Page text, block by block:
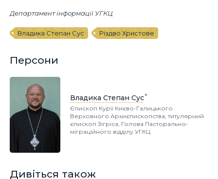
Департамент інформації УГКЦ
Владика Степан Сус Різдво Христове
Персони
Владика Степан Сус
Єпископ Курії Києво-Галицького
Верховного Архиєпископства, титулярний
єпископ Зігріса, Голова Пасторально-
міграційного відділу УГКЦ
Дивіться також